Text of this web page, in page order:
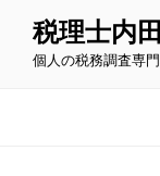
税理士内
個人の税務調査専